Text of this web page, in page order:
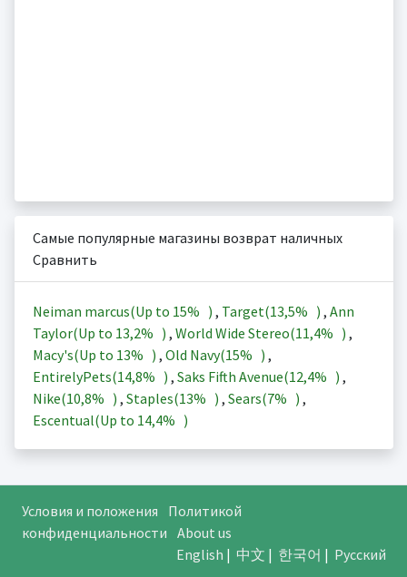
Самые популярные магазины возврат наличных
Сравнить
Neiman marcus(Up to 15% ) , Target(13,5% ) , Ann
Taylor(Up to 13,2% ) , World Wide Stereo(11,4% ) ,
Macy's(Up to 13% ) , Old Navy(15% ) ,
EntirelyPets(14,8% ) , Saks Fifth Avenue(12,4% ) ,
Nike(10,8% ) , Staples(13% ) , Sears(7% ) ,
Escentual(Up to 14,4% )
Условия и положения
Политикой
конфиденциальности About us
English | 中文 | 한국어 | Русский